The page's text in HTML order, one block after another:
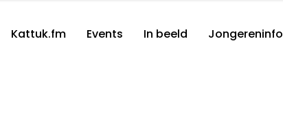
Kattuk.fm Events In beeld Jongereninfo